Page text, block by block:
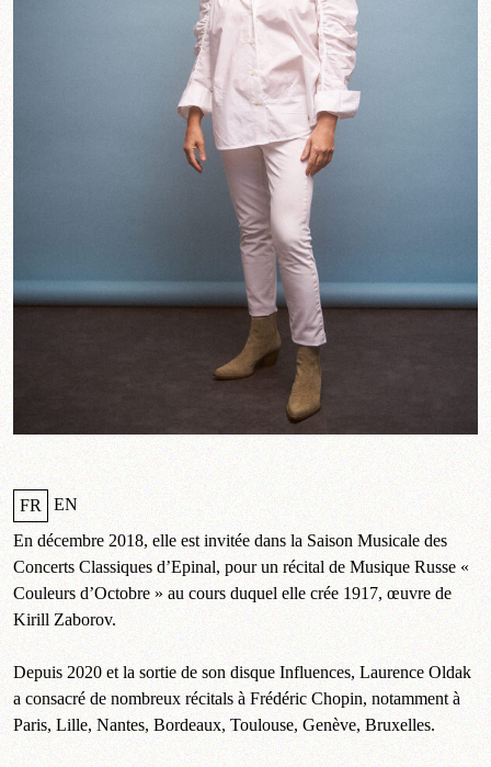
FR
EN
En décembre 2018, elle est invitée dans la Saison Musicale des
Concerts Classiques d’Epinal, pour un récital de Musique Russe «
Couleurs d’Octobre » au cours duquel elle crée 1917, œuvre de
Kirill Zaborov.
Depuis 2020 et la sortie de son disque Influences, Laurence Oldak
a consacré de nombreux récitals à Frédéric Chopin, notamment à
Paris, Lille, Nantes, Bordeaux, Toulouse, Genève, Bruxelles.